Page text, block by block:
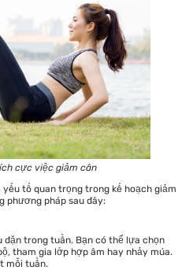
cực việc giảm cân
tố quan trọng trong kế hoạch giảm
phương pháp sau đây:
trong tuần. Bạn có thể lựa chọn
tham gia lớp hợp âm hay nhảy múa.
mỗi tuần.